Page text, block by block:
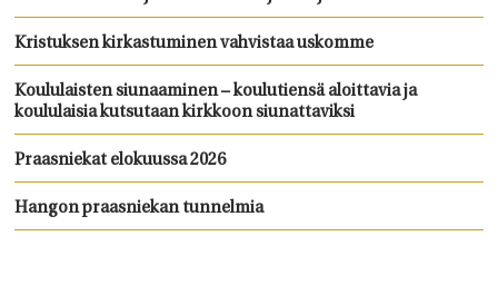
Kristuksen kirkastuminen vahvistaa uskomme
Koululaisten siunaaminen – koulutiensä aloittavia ja
koululaisia kutsutaan kirkkoon siunattaviksi
Praasniekat elokuussa 2026
Hangon praasniekan tunnelmia